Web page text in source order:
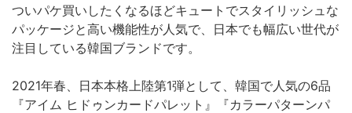
ついパケ買いしたくなるほどキュートでスタイリッシュな
パッケージと高い機能性が人気で、日本でも幅広い世代が
注目している韓国ブランドです。
2021年春、日本本格上陸第1弾として、韓国で人気の6品
『アイム ヒドゥンカードパレット』『カラーパターンパ